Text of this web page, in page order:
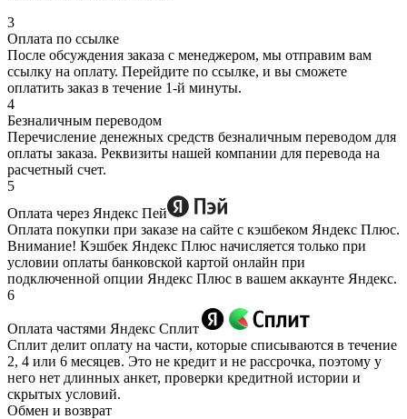
3
Оплата по ссылке
После обсуждения заказа с менеджером, мы отправим вам
ссылку на оплату. Перейдите по ссылке, и вы сможете
оплатить заказ в течение 1-й минуты.
4
Безналичным переводом
Перечисление денежных средств безналичным переводом для
оплаты заказа. Реквизиты нашей компании для перевода на
расчетный счет.
5
Оплата через Яндекс Пей
Оплата покупки при заказе на сайте с кэшбеком Яндекс Плюс.
Внимание! Кэшбек Яндекс Плюс начисляется только при
условии оплаты банковской картой онлайн при
подключенной опции Яндекс Плюс в вашем аккаунте Яндекс.
6
Оплата частями Яндекс Сплит
Сплит делит оплату на части, которые списываются в течение
2, 4 или 6 месяцев. Это не кредит и не рассрочка, поэтому у
него нет длинных анкет, проверки кредитной истории и
скрытых условий.
Обмен и возврат